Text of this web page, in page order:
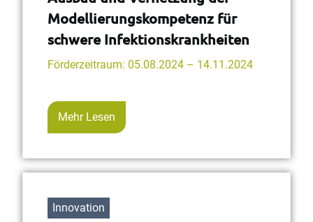
Modellierungskompetenz für
schwere Infektionskrankheiten
Förderzeitraum: 05.08.2024 – 14.11.2024
Mehr Lesen
Innovation